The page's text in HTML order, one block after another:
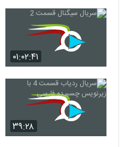
۰۱:۰۲:۴۱
۳۹:۲۸